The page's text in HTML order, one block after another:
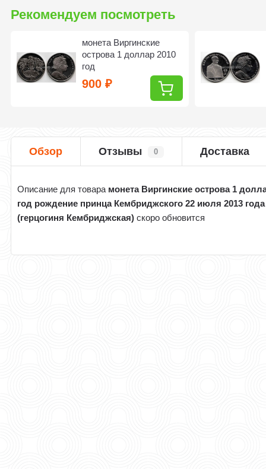
Рекомендуем посмотреть
монета Виргинские
острова 1 доллар 2010
год
900₽
Обзор Отзывы 0 Доставка
Описание для товара монета Виргинские острова 1
год рождение принца Кембриджского 22 июля 2013 года
(герцогиня Кембриджская) скоро обновится